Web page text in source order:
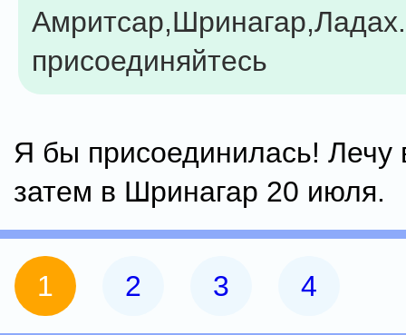
присоединяйтесь
Я бы присоединилась! Лечу
затем в Шринагар 20 июля.
1 2 3 4